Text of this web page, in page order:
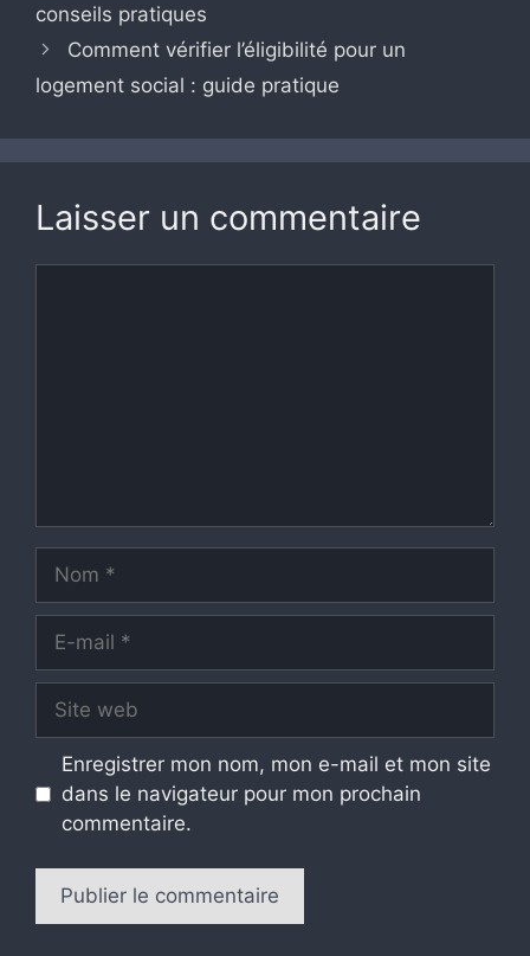
conseils pratiques
Comment vérifier l’éligibilité pour un
logement social : guide pratique
Laisser un commentaire
mail
web
Enregistrer mon nom, mon e-mail et mon site
dans le navigateur pour mon prochain
commentaire.